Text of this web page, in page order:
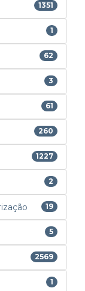
1351
1
62
3
61
260
1227
2
19
5
2569
1